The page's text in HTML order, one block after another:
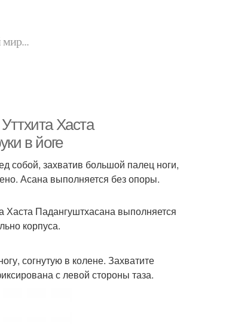
мир...
Хаста
в йоге
собой, захватив большой палец ноги,
Асана выполняется без опоры.
Хаста Падангуштхасана выполняется
корпуса.
согнутую в колене. Захватите
с левой стороны таза.